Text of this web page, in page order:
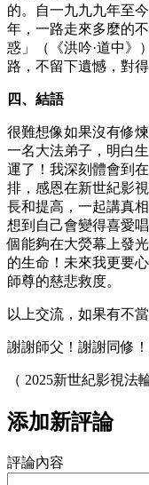
的。自一九九九年至
年，一路走來多麼的
惑」（《洪吟·道中》
路，不留下遺憾，對
四、結語
很難想像如果沒有修
一名大法弟子，明白
運了！我深刻體會到
排，感恩在新世紀影
長和提高，一起講真
想到自己會變得喜愛
個能夠在大熒幕上發
的生命！未來我更要
師尊的慈悲救度。
以上交流，如果有不
謝謝師父！謝謝同修！
（ 2025新世紀影視法
添加新評論
評論內容